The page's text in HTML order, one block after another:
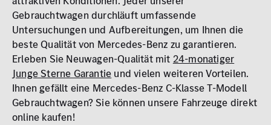
Kilometer
0 km
250.000
km
Reichweite (elektrisch)
0 km 1.000 km
Gebrauchtwagen durchläuft umfassende
Untersuchungen und Aufbereitungen, um Ihnen die
beste Qualität von Mercedes-Benz zu garantieren.
Erleben Sie Neuwagen-Qualität mit 24-monatiger
Junge Sterne Garantie und vielen weiteren Vorteilen.
Ihnen gefällt eine Mercedes-Benz C-Klasse T-Modell
Gebrauchtwagen? Sie können unsere Fahrzeuge direkt
online kaufen!